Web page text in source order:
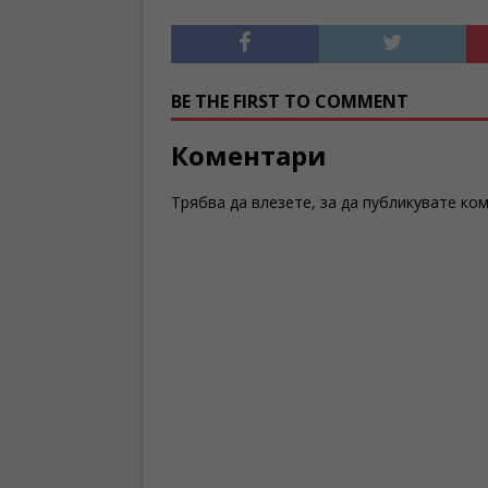
BE THE FIRST TO COMMENT
Коментари
Трябва да влезете, за да публикувате